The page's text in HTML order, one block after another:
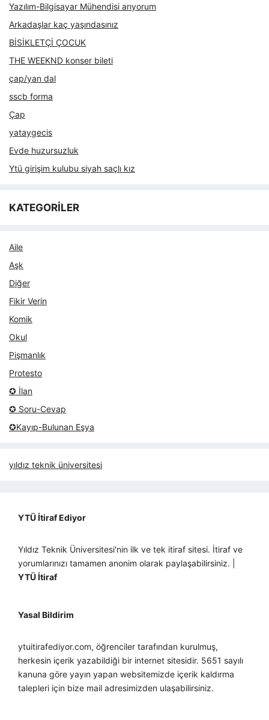
Yazılım-Bilgisayar Mühendisi arıyorum
Arkadaşlar kaç yaşındasınız
BİSİKLETÇİ ÇOCUK
THE WEEKND konser bileti
çap/yan dal
sscb forma
Çap
yataygecis
Evde huzursuzluk
Ytü girişim kulubu siyah saçlı kız
KATEGORİLER
Aile
Aşk
Diğer
Fikir Verin
Komik
Okul
Pişmanlık
Protesto
✪ İlan
✪ Soru-Cevap
✪Kayıp-Bulunan Eşya
yıldız teknik üniversitesi
YTÜ İtiraf Ediyor
Yıldız Teknik Üniversitesi'nin ilk ve tek itiraf sitesi. İtiraf ve
yorumlarınızı tamamen anonim olarak paylaşabilirsiniz. |
YTÜ İtiraf
Yasal Bildirim
ytuitirafediyor.com, öğrenciler tarafından kurulmuş,
herkesin içerik yazabildiği bir internet sitesidir. 5651 sayılı
kanuna göre yayın yapan websitemizde içerik kaldırma
talepleri için bize mail adresimizden ulaşabilirsiniz.